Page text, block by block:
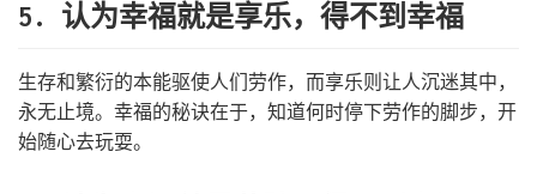
5. 认为幸福就是享乐，得不到幸福
生存和繁衍的本能驱使人们劳作，而享乐则让人沉迷其中，
永无止境。幸福的秘诀在于，知道何时停下劳作的脚步，开
始随心去玩耍。